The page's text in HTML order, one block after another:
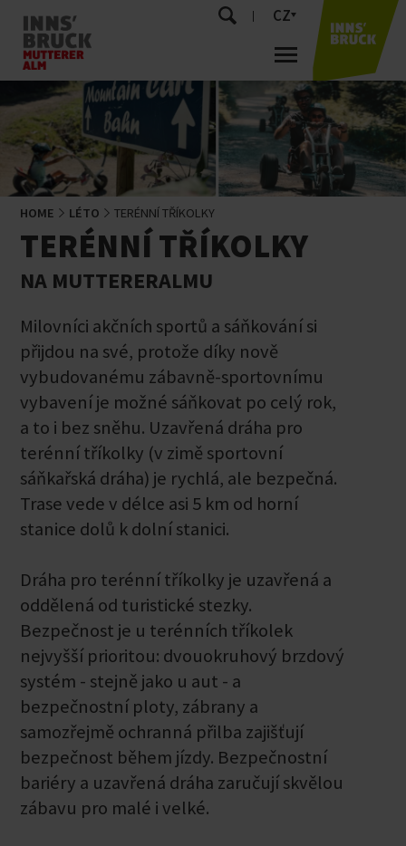
CZ
HOME LÉTO TERÉNNÍ TŘÍKOLKY
TERÉNNÍ TŘÍKOLKY
NA MUTTERERALMU
Milovníci akčních sportů a sáňkování si
přijdou na své, protože díky nově
vybudovanému zábavně-sportovnímu
vybavení je možné sáňkovat po celý rok,
a to i bez sněhu. Uzavřená dráha pro
terénní tříkolky (v zimě sportovní
sáňkařská dráha) je rychlá, ale bezpečná.
Trase vede v délce asi 5 km od horní
stanice dolů k dolní stanici.
Dráha pro terénní tříkolky je uzavřená a
oddělená od turistické stezky.
Bezpečnost je u terénních tříkolek
nejvyšší prioritou: dvouokruhový brzdový
systém - stejně jako u aut - a
bezpečnostní ploty, zábrany a
samozřejmě ochranná přilba zajišťují
bezpečnost během jízdy. Bezpečnostní
bariéry a uzavřená dráha zaručují skvělou
zábavu pro malé i velké.